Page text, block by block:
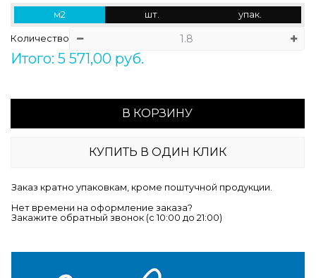
м2 шт. упак.
Количество
Итого: 5 571,00 руб.
В КОРЗИНУ
КУПИТЬ В ОДИН КЛИК
Заказ кратно упаковкам, кроме поштучной продукции.
Нет времени на оформление заказа?
Закажите обратный звонок (c 10:00 до 21:00)